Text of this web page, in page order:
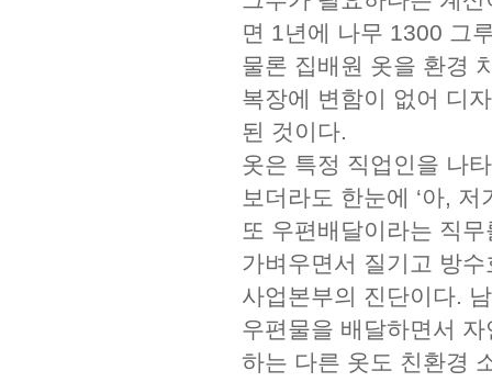
면 1년에 나무 1300 그
물론 집배원 옷을 환경
복장에 변함이 없어 디
된 것이다.
옷은 특정 직업인을 나
보더라도 한눈에 ‘아,
또 우편배달이라는 직
가벼우면서 질기고 방
사업본부의 진단이다.
우편물을 배달하면서
하는 다른 옷도 친환경